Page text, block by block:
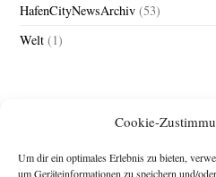
Cookie-
Um dir ein optimales Erlebnis zu bieten,
um Geräteinformationen zu speichern und/
HafenCityNewsArchiv (53)
Welt (1)